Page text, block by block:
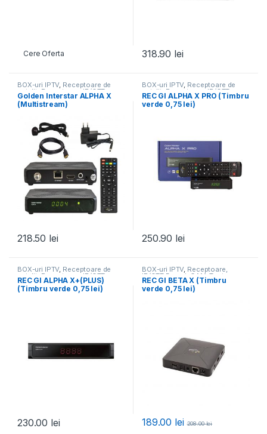
Cere Oferta 318.90 lei
BOX-uri IPTV, Receptoare de
satelit Receptoare, IP/OTT
Boxuri, CAM,Toate Produsele
Golden Interstar ALPHA X
(Multistream)
218.50 lei
BOX-uri IPTV, Receptoare de
satelit,Receptoare, IP/OTT
Boxuri, CAM,Toate Produsele
REC GI ALPHA X PRO (Timbru
verde 0,75 lei)
250.90 lei
BOX-uri IPTV, Receptoare de
satelit,Receptoare, IP/OTT
Boxuri, CAM,Toate Produsele
REC GI ALPHA X+(PLUS)
(Timbru verde 0,75 lei)
230.00 lei
BOX-uri IPTV, Receptoare,
IP/OTT Boxuri, CAM,Toate
Produsele
REC GI BETA X (Timbru
verde 0,75 lei)
189.00 lei 208.00lei